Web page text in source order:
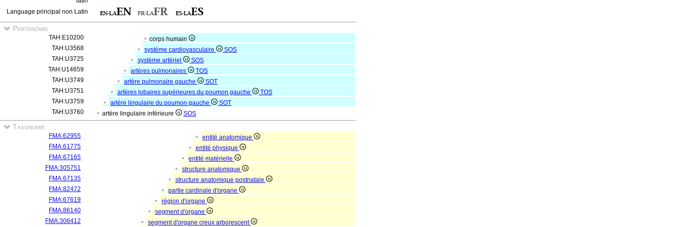
Language principal non Latin
Partonomie
TAH:E10200
corps humain
TAH:U3568
système cardiovasculaire
SOS
TAH:U3725
système artériel
SOS
TAH:U14659
artères pulmonaires
TOS
TAH:U3749
artère pulmonaire gauche
SOT
TAH:U3751
artères lobaires supérieures du poumon gauche
TOS
TAH:U3759
artère lingulaire du poumon gauche
SOT
TAH:U3760
artère lingulaire inférieure SOS
Taxonomie
FMA:62955
entité anatomique
FMA:61775
entité physique
FMA:67165
entité matérielle
FMA:305751
structure anatomique
FMA:67135
structure anatomique postnatale
FMA:82472
partie cardinale d'organe
FMA:67619
région d'organe
FMA:86140
segment d'organe
FMA:306412
segment d'organe creux arborescent